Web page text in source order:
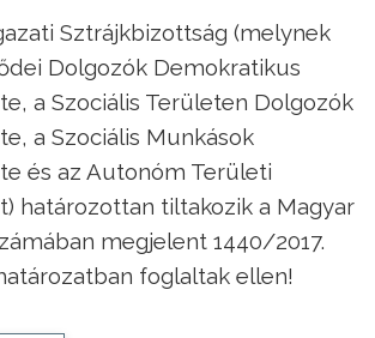
Sztrájkbizottság (melynek
Dolgozók Demokratikus
a Szociális Területen Dolgozók
a Szociális Munkások
és az Autonóm Területi
határozottan tiltakozik a Magyar
megjelent 1440/2017.
foglaltak ellen!